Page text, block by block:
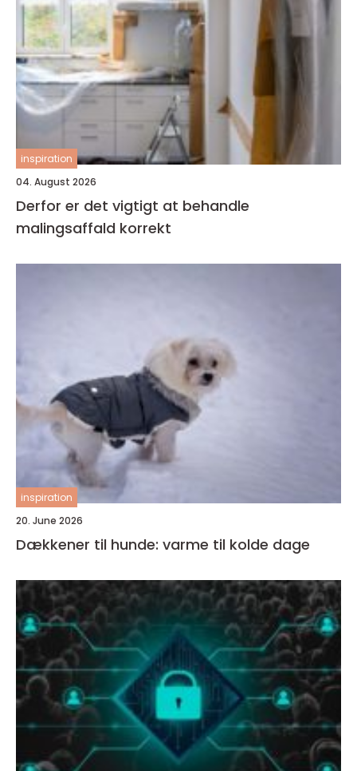
inspiration
04. August 2026
Derfor er det vigtigt at behandle
malingsaffald korrekt
inspiration
20. June 2026
Dækkener til hunde: varme til kolde dage